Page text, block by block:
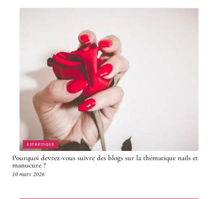
ESTHÉTIQUE
Pourquoi devrez-vous suivre des blogs sur la thématique nails et
manucure ?
10 mars 2026